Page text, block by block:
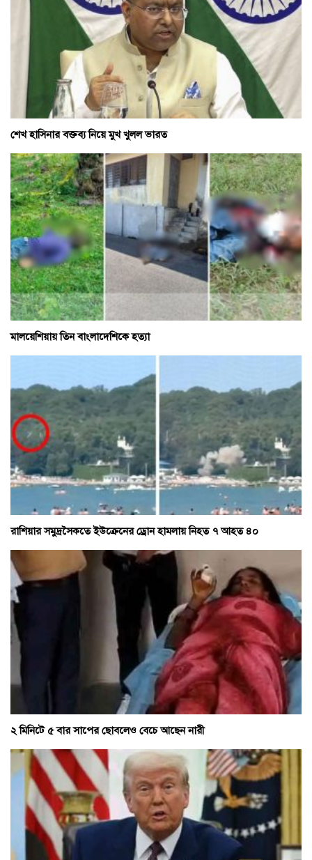
শেখ হাসিনার বক্তব্য নিয়ে মুখ খুলল ভারত
মালয়েশিয়ায় তিন বাংলাদেশিকে হত্যা
রাশিয়ার সমুদ্রসৈকতে ইউক্রেনের ড্রোন হামলায় নিহত ৭ আহত ৪০
২ মিনিটে ৫ বার সাপের ছোবলেও বেচে আছেন নারী